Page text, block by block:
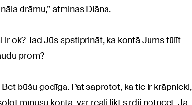
drāmu,” atminas Diāna.
ok? Tad Jūs apstiprināt, ka kontā Jums tūlīt
prom?
būšu godīga. Pat saprotot, ka tie ir krāpnieki,
mīnusu kontā, var reāli likt sirdij notrīcēt. Ja